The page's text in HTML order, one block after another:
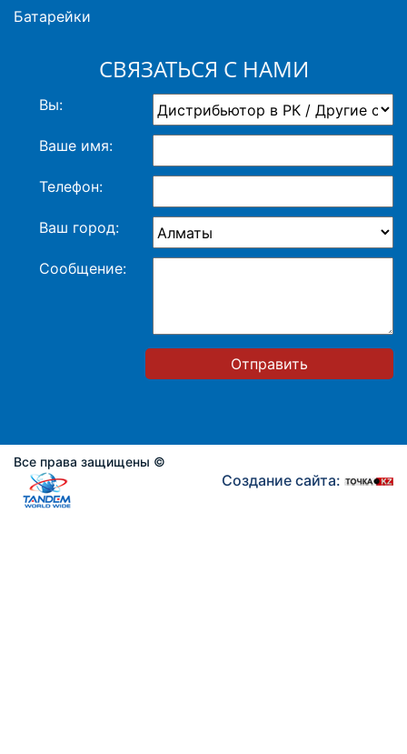
Батарейки
СВЯЗАТЬСЯ С НАМИ
Вы:
Ваше имя:
Телефон:
Ваш город:
Сообщение:
Отправить
Все права защищены ©
Создание сайта: